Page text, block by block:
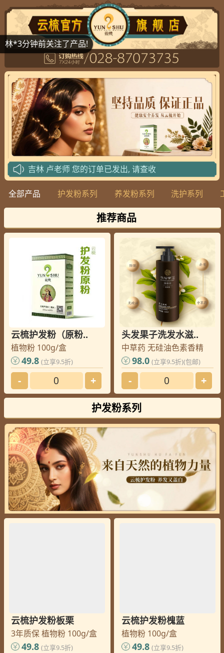
吉林 卢老师 您的订单已发出, 请查收
攀枝花封老师您的订单已发出, 请查收
攀枝花
封老师您的订单已发出, 请查收
您的订单已发出, 请查收
北京李老师您的订单已发出, 请查收
您的订单已发出, 请查收
佛山芦老师您的订单已发出, 请查收
北京黄老师您的订单已发出, 请查收
菏泽王老师您的订单已发出, 请查收
北京马老师您的订单已发出, 请查收
您的订单已发出, 请查收
上饶洪老师您的订单已发出, 请查收
上饶
洪老师
您的订单已发出, 请查收
上海林老师您的订单已发出, 请查收
威海邢老师您的订单已发出, 请查收
您的订单已发出, 请查收
全部产品 护发粉系列 养发粉系列 洗护系列
推荐商品
云梳护发粉（原粉..
植物粉 100g/盒
49.8 (立享9.5折)
- +
头发果子洗发水滋..
中草药 无硅油色素香精
98.0 (立享9.5折)(包邮)
- +
护发粉系列
云梳护发粉板栗
3年质保 植物粉 100g/盒
49.8 (立享9.5折)
云梳护发粉槐蓝
植物粉 100g/盒
49.8 (立享9.5折)
林*3分钟前关注了产品!